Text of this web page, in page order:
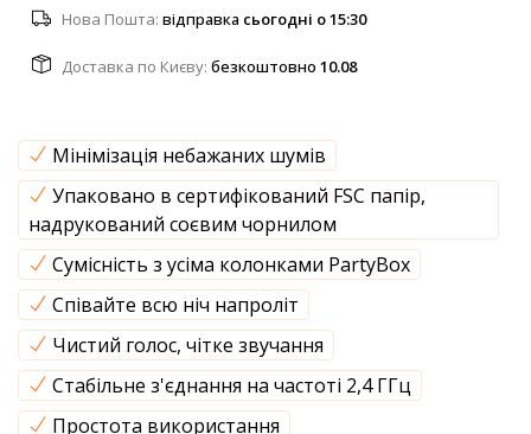
Нова Пошта: відправка cьогодні о 15:30
Доставка по Києву: безкоштовно 10.08
Мінімізація небажаних шумів
Упаковано в сертифікований FSC папір,
надрукований соєвим чорнилом
Сумісність з усіма колонками PartyBox
Співайте всю ніч напроліт
Чистий голос, чітке звучання
Стабільне з'єднання на частоті 2,4 ГГц
Простота використання